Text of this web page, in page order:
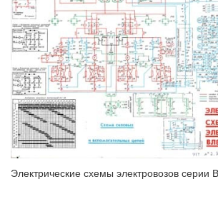
Электрические схемы электровозов серии